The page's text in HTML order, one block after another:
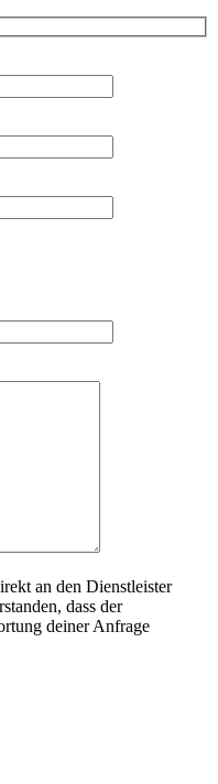
an den Dienstleister
dass der
deiner Anfrage